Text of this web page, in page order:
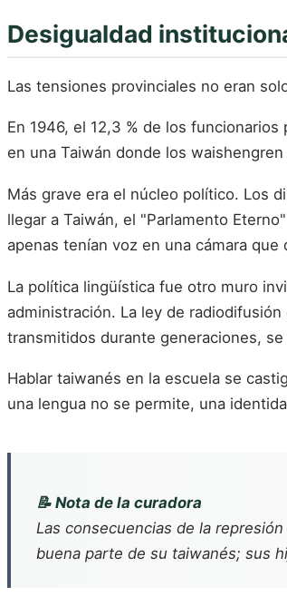
Desigualdad
Las tensiones provinciales no eran
En 1946, el 12,3 % de los
en una Taiwán donde los
Más grave era el núcleo político. Los
llegar a Taiwán, el "Parlamento
apenas tenían voz en una cámara
La política lingüística fue otro muro
administración. La ley de
transmitidos durante generaciones,
Hablar taiwanés en la escuela se
una lengua no se permite, una
📝 Nota de la curadora
Las consecuencias de la
buena parte de su taiwanés; sus